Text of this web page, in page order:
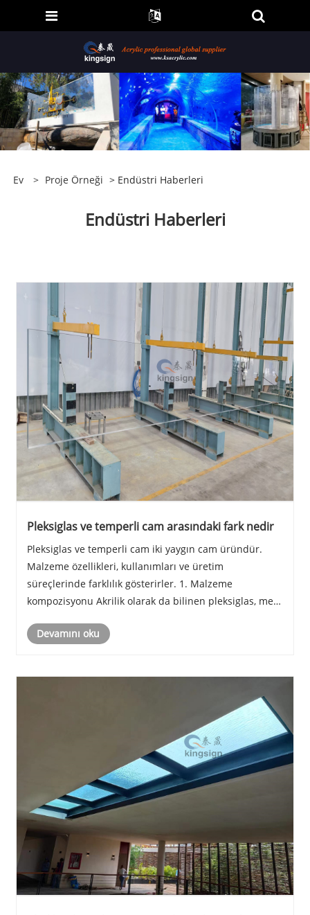
Ev > Proje Örneği > Endüstri Haberleri
Endüstri Haberleri
Pleksiglas ve temperli cam arasındaki fark nedir
Pleksiglas ve temperli cam iki yaygın cam üründür.
Malzeme özellikleri, kullanımları ve üretim
süreçlerinde farklılık gösterirler. 1. Malzeme
kompozisyonu Akrilik olarak da bilinen pleksiglas, metil
şeffaf bir plastiktir. Yüksek ışık ge......
Devamını oku